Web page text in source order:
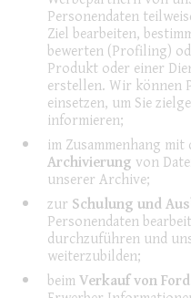
Personendaten
Ziel bearbeiten,
bewerten (Profiling)
Produkt oder einer
erstellen. Wir können
einsetzen, um Sie
informieren;
im Zusammenhang mit
Archivierung von
unserer Archive;
zur Schulung und
Personendaten
durchzuführen und
weiterzubilden;
beimVerkauf von